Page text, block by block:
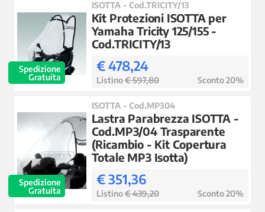
Spedizione
Gratuita
ISOTTA - Cod.TRICITY/13
Kit Protezioni ISOTTA per
Yamaha Tricity 125/155 -
Cod.TRICITY/13
€ 478,24
Listino€ 597,80 Sconto 20%
Spedizione
Gratuita
ISOTTA - Cod.MP304
Lastra Parabrezza ISOTTA -
Cod.MP3/04 Trasparente
(Ricambio - Kit Copertura
Totale MP3 Isotta)
€ 351,36
Listino€ 439,20 Sconto 20%